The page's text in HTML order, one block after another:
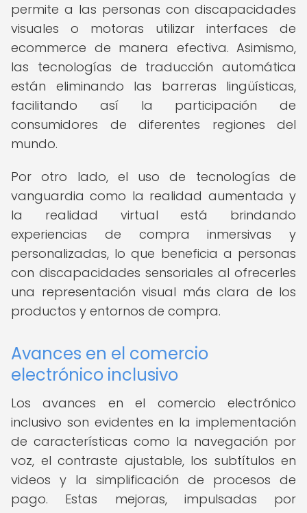
permite a las personas con discapacidades
visuales o motoras utilizar interfaces de
ecommerce de manera efectiva. Asimismo,
las tecnologías de traducción automática
están eliminando las barreras lingüísticas,
facilitando así la participación de
consumidores de diferentes regiones del
mundo.
Por otro lado, el uso de tecnologías de
vanguardia como la realidad aumentada y
la realidad virtual está brindando
experiencias de compra inmersivas y
personalizadas, lo que beneficia a personas
con discapacidades sensoriales al ofrecerles
una representación visual más clara de los
productos y entornos de compra.
Avances en el comercio
electrónico inclusivo
Los avances en el comercio electrónico
inclusivo son evidentes en la implementación
de características como la navegación por
voz, el contraste ajustable, los subtítulos en
videos y la simplificación de procesos de
pago. Estas mejoras, impulsadas por